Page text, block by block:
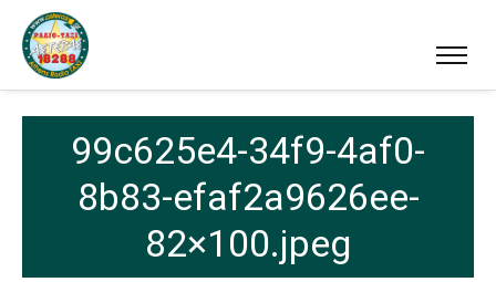
99c625e4-34f9-4af0-
8b83-efaf2a9626ee-
82×100.jpeg